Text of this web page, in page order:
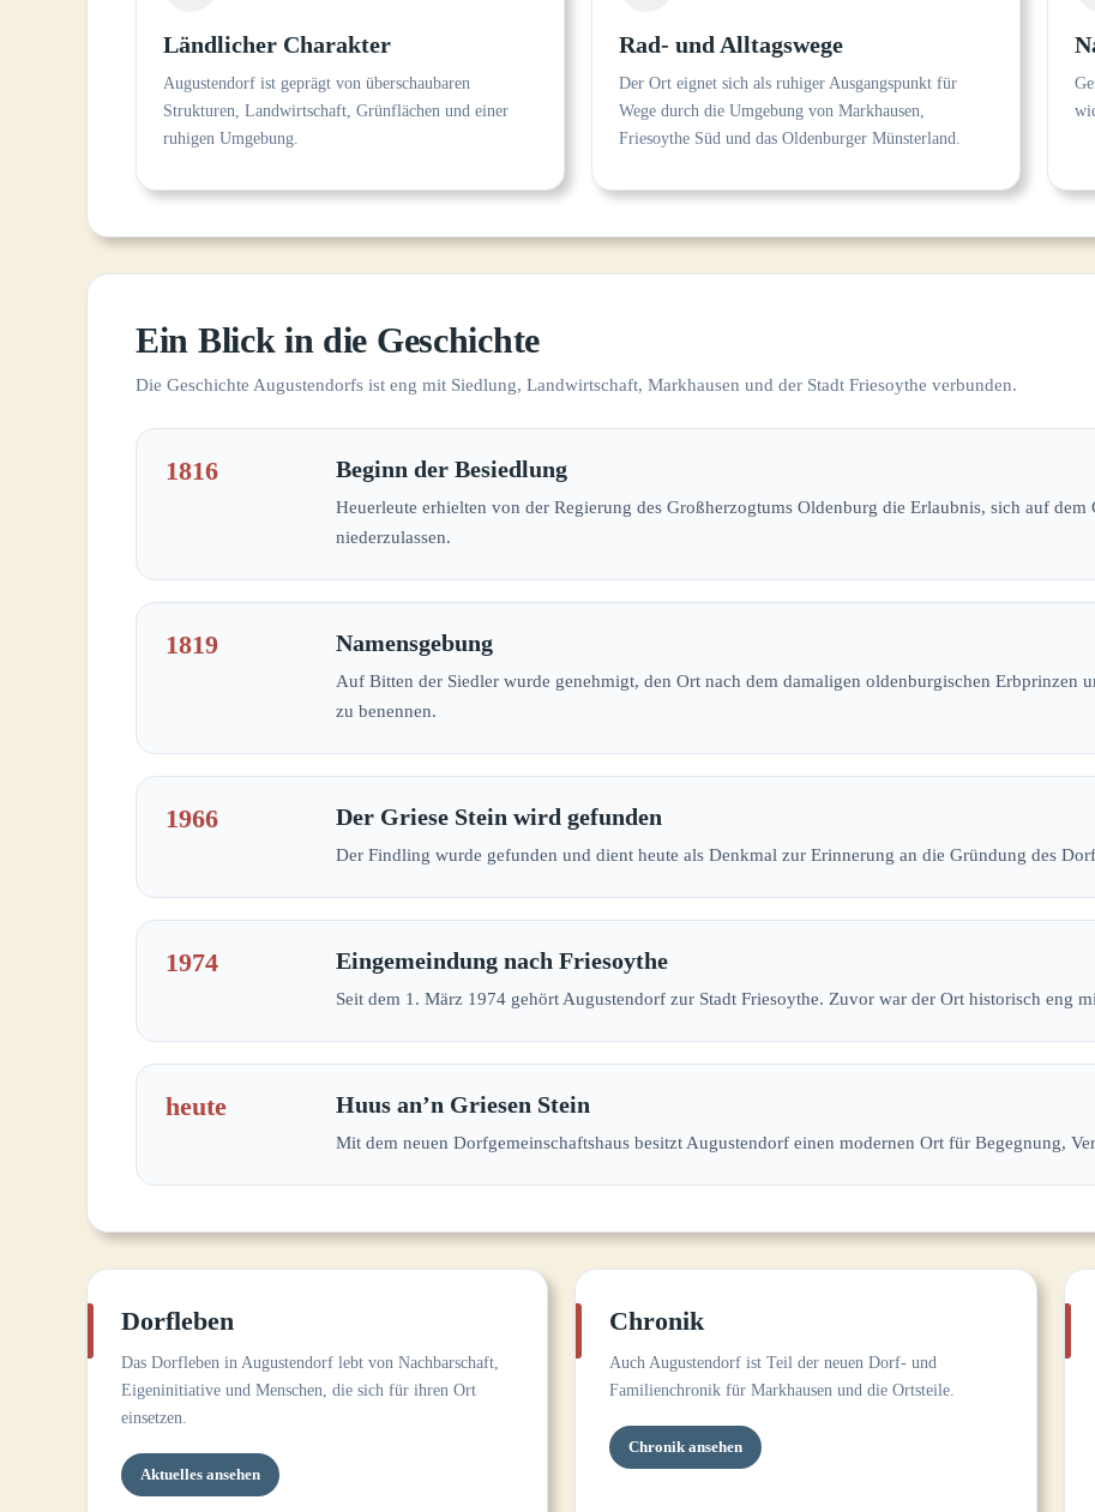
Ländlicher Charakter
Augustendorf ist geprägt von überschaubaren
Strukturen, Landwirtschaft, Grünflächen und einer
ruhigen Umgebung.
Rad- und Alltagswege
Der Ort eignet sich als ruhiger Ausgangspunkt für
Wege durch die Umgebung von Markhausen,
Friesoythe Süd und das Oldenburger Münsterland.
Ein Blick in die Geschichte
Die Geschichte Augustendorfs ist eng mit Siedlung, Landwirtschaft, Markhausen und der Stadt Friesoythe verbunden.
1816 Beginn der Besiedlung
Heuerleute erhielten von der Regierung des Großherzogtums Oldenburg die Erlaubnis, sich auf dem
niederzulassen.
1819 Namensgebung
Auf Bitten der Siedler wurde genehmigt, den Ort nach dem damaligen oldenburgischen Erbprinzen
zu benennen.
1966 Der Griese Stein wird gefunden
Der Findling wurde gefunden und dient heute als Denkmal zur Erinnerung an die Gründung des
1974 Eingemeindung nach Friesoythe
Seit dem 1. März 1974 gehört Augustendorf zur Stadt Friesoythe. Zuvor war der Ort historisch eng
heute Huus an’n Griesen Stein
Mit dem neuen Dorfgemeinschaftshaus besitzt Augustendorf einen modernen Ort für Begegnung,
Dorfleben
Das Dorfleben in Augustendorf lebt von Nachbarschaft,
Eigeninitiative und Menschen, die sich für ihren Ort
einsetzen.
Aktuelles ansehen
Chronik
Auch Augustendorf ist Teil der neuen Dorf- und
Familienchronik für Markhausen und die Ortsteile.
Chronik ansehen